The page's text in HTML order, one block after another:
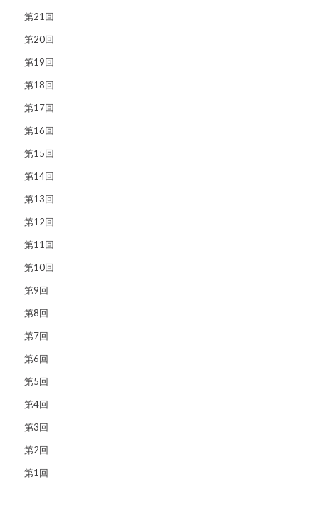
第21回
第20回
第19回
第18回
第17回
第16回
第15回
第14回
第13回
第12回
第11回
第10回
第9回
第8回
第7回
第6回
第5回
第4回
第3回
第2回
第1回